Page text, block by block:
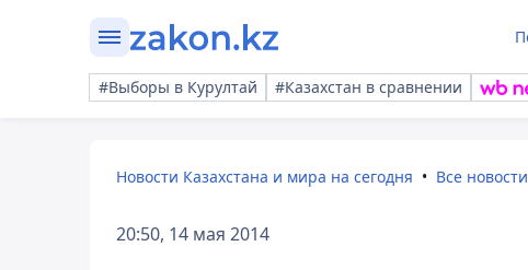
#Выборы в Курултай #Казахстан в сравнении
Новости Казахстана и мира на сегодня Все новости
20:50, 14 мая 2014